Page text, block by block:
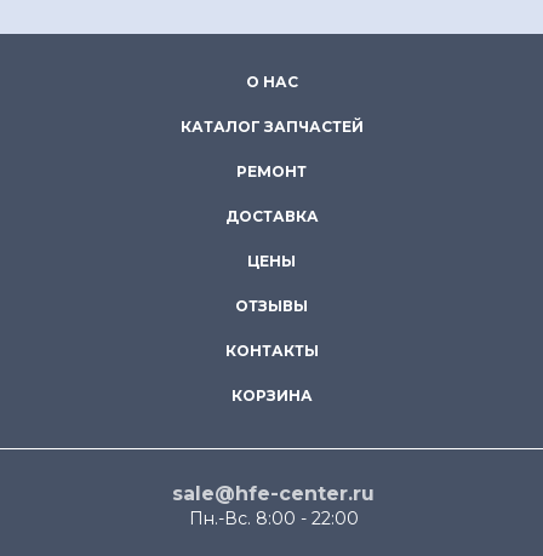
О НАС
КАТАЛОГ ЗАПЧАСТЕЙ
РЕМОНТ
ДОСТАВКА
ЦЕНЫ
ОТЗЫВЫ
КОНТАКТЫ
КОРЗИНА
sale@hfe-center.ru
Пн.-Вс. 8:00 - 22:00